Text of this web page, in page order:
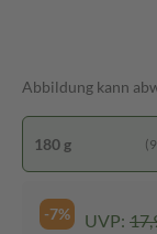
Abbildung kann
180 g
-7% UVP: